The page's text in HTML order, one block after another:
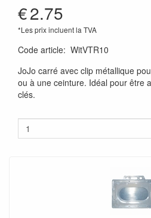
€2.75
*Les prix incluent la TVA
Code article: WitVTR10
JoJo carré avec clip métallique
ou à une ceinture. Idéal pour être
clés.